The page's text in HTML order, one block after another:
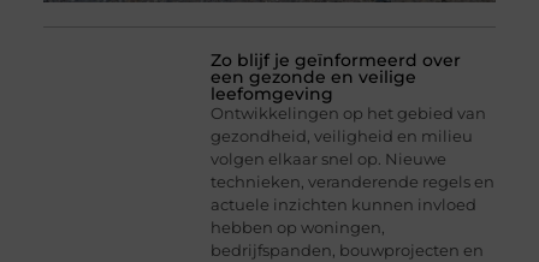
Zo blijf je geïnformeerd over
een gezonde en veilige
leefomgeving
Ontwikkelingen op het gebied van
gezondheid, veiligheid en milieu
volgen elkaar snel op. Nieuwe
technieken, veranderende regels en
actuele inzichten kunnen invloed
hebben op woningen,
bedrijfspanden, bouwprojecten en